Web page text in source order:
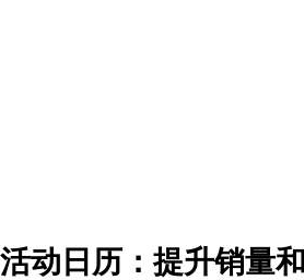
动日历：提升销量